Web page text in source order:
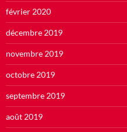
février 2020
décembre 2019
novembre 2019
octobre 2019
septembre 2019
août 2019